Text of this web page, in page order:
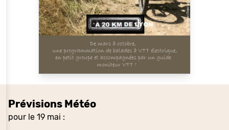
Prévisions Météo
pour le 19 mai :